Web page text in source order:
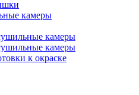
камеры
камеры
камеры
к окраске